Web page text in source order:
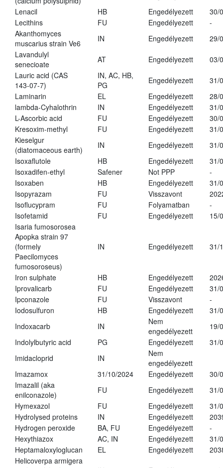
Lenacil
HB Engedélyezett
30/
Lecithins
FU Engedélyezett
-
Akanthomyces
muscarius strain Ve6
IN Engedélyezett
29/
Lavandulyl
senecioate
AT Engedélyezett
03/
Lauric acid (CAS
143-07-7)
IN, AC, HB,
PG
Engedélyezett
31/
Laminarin
EL Engedélyezett
28/
lambda-Cyhalothrin
IN Engedélyezett
31/
L-Ascorbic acid
FU Engedélyezett
30/
Kresoxim-methyl
FU Engedélyezett
31/
Kieselgur
(diatomaceous earth)
IN Engedélyezett
31/
Isoxaflutole
HB Engedélyezett
31/
Isoxadifen-ethyl
Safener Not PPP
-
Isoxaben
HB Engedélyezett
31/
Isopyrazam
FU Visszavont
Isoflucypram
FU Folyamatban
-
Isofetamid
FU Engedélyezett
15/
Isaria fumosorosea
Apopka strain 97
(formely
Paecilomyces
fumosoroseus)
IN Engedélyezett 31/
Iron sulphate HB Engedélyezett
Iprovalicarb
FU Engedélyezett
31/
Ipconazole
FU Visszavont
-
Iodosulfuron
HB Engedélyezett
31/
Indoxacarb
IN
Nem
engedélyezett
19/
Indolylbutyric acid
PG Engedélyezett
31/
Imidacloprid
IN
Nem
engedélyezett
Imazamox
31/10/2024 Engedélyezett
30/
Imazalil (aka
enilconazole)
FU Engedélyezett
31/
Hymexazol
FU Engedélyezett
31/
Hydrolysed proteins
IN Engedélyezett
Hydrogen peroxide
BA, FU Engedélyezett
-
Hexythiazox
AC, IN Engedélyezett
31/
Heptamaloxyloglucan
EL Engedélyezett
Helicoverpa armigera